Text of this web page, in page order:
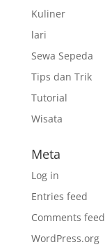
Kuliner
lari
Sewa Sepeda
Tips dan Trik
Tutorial
Wisata
Meta
Log in
Entries feed
Comments feed
WordPress.org